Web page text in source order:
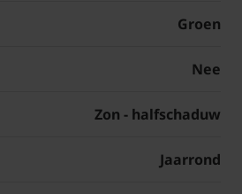
Groen
Nee
Zon - halfschaduw
Jaarrond